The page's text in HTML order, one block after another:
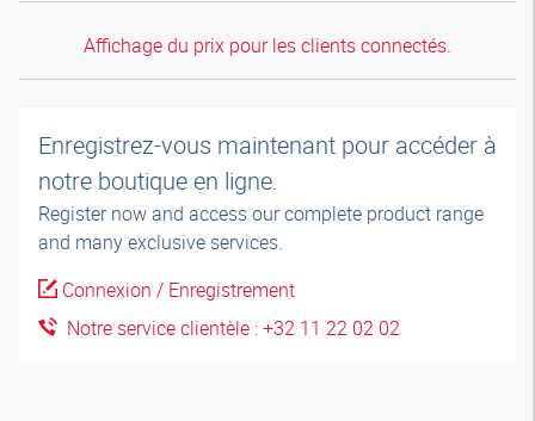
Affichage du prix pour les clients connectés.
Enregistrez-vous maintenant pour accéder à
notre boutique en ligne.
Register now and access our complete product range
and many exclusive services.
Connexion / Enregistrement
Notre service clientèle : +32 11 22 02 02